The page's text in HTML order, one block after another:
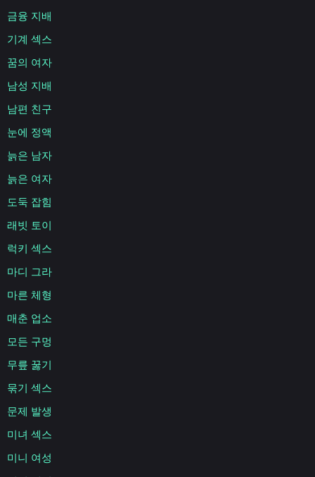
금융 지배
기계 섹스
꿈의 여자
남성 지배
남편 친구
눈에 정액
늙은 남자
늙은 여자
도둑 잡힘
래빗 토이
럭키 섹스
마디 그라
마른 체형
매춘 업소
모든 구멍
무릎 꿇기
묶기 섹스
문제 발생
미녀 섹스
미니 여성